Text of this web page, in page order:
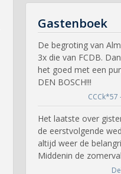
Gastenboek
De begroting van
3x die van FCDB.
het goed met een
DEN BOSCH!!!
Het laatste over
de eerstvolgende
altijd weer de
Middenin de